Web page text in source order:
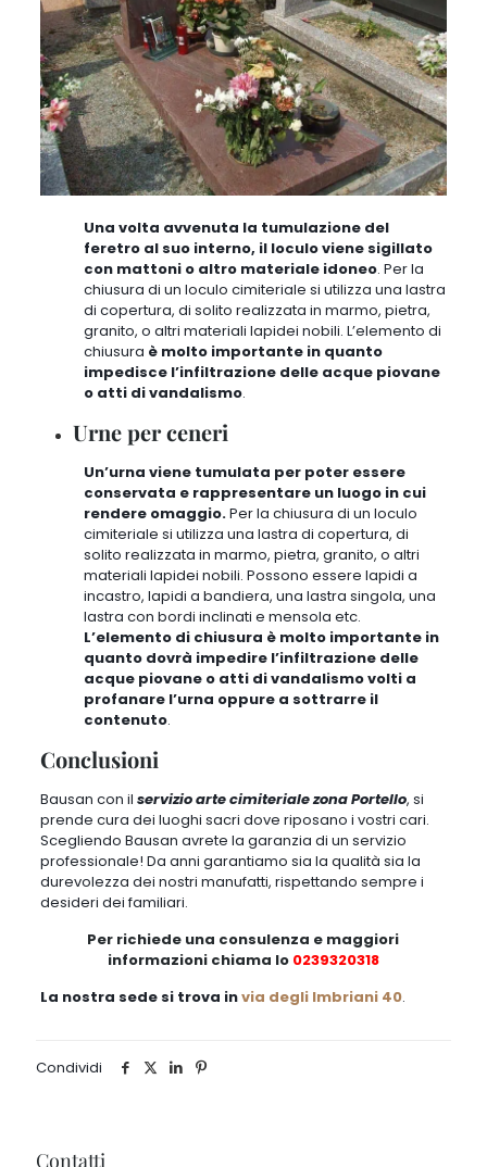
Una volta avvenuta la tumulazione del
feretro al suo interno, il loculo viene sigillato
con mattoni o altro materiale idoneo. Per la
chiusura di un loculo cimiteriale si utilizza una lastra
di copertura, di solito realizzata in marmo, pietra,
granito, o altri materiali lapidei nobili. L’elemento di
chiusura è molto importante in quanto
impedisce l’infiltrazione delle acque piovane
o atti di vandalismo.
Urne per ceneri
Un’urna viene tumulata per poter essere
conservata e rappresentare un luogo in cui
rendere omaggio.Per la chiusura di un loculo
cimiteriale si utilizza una lastra di copertura, di
solito realizzata in marmo, pietra, granito, o altri
materiali lapidei nobili. Possono essere lapidi a
incastro, lapidi a bandiera, una lastra singola, una
lastra con bordi inclinati e mensola etc.
L’elemento di chiusura è molto importante in
quanto dovrà impedire l’infiltrazione delle
acque piovane o atti di vandalismo volti a
profanare l’urna oppure a sottrarre il
contenuto.
Conclusioni
Bausan con il servizio arte cimiteriale zona Portello, si
prende cura dei luoghi sacri dove riposano i vostri cari.
Scegliendo Bausan avrete la garanzia di un servizio
professionale! Da anni garantiamo sia la qualità sia la
durevolezza dei nostri manufatti, rispettando sempre i
desideri dei familiari.
Per richiede una consulenza e maggiori
informazioni chiama lo 0239320318
La nostra sede si trova invia degli Imbriani 40.
Condividi
Contatti